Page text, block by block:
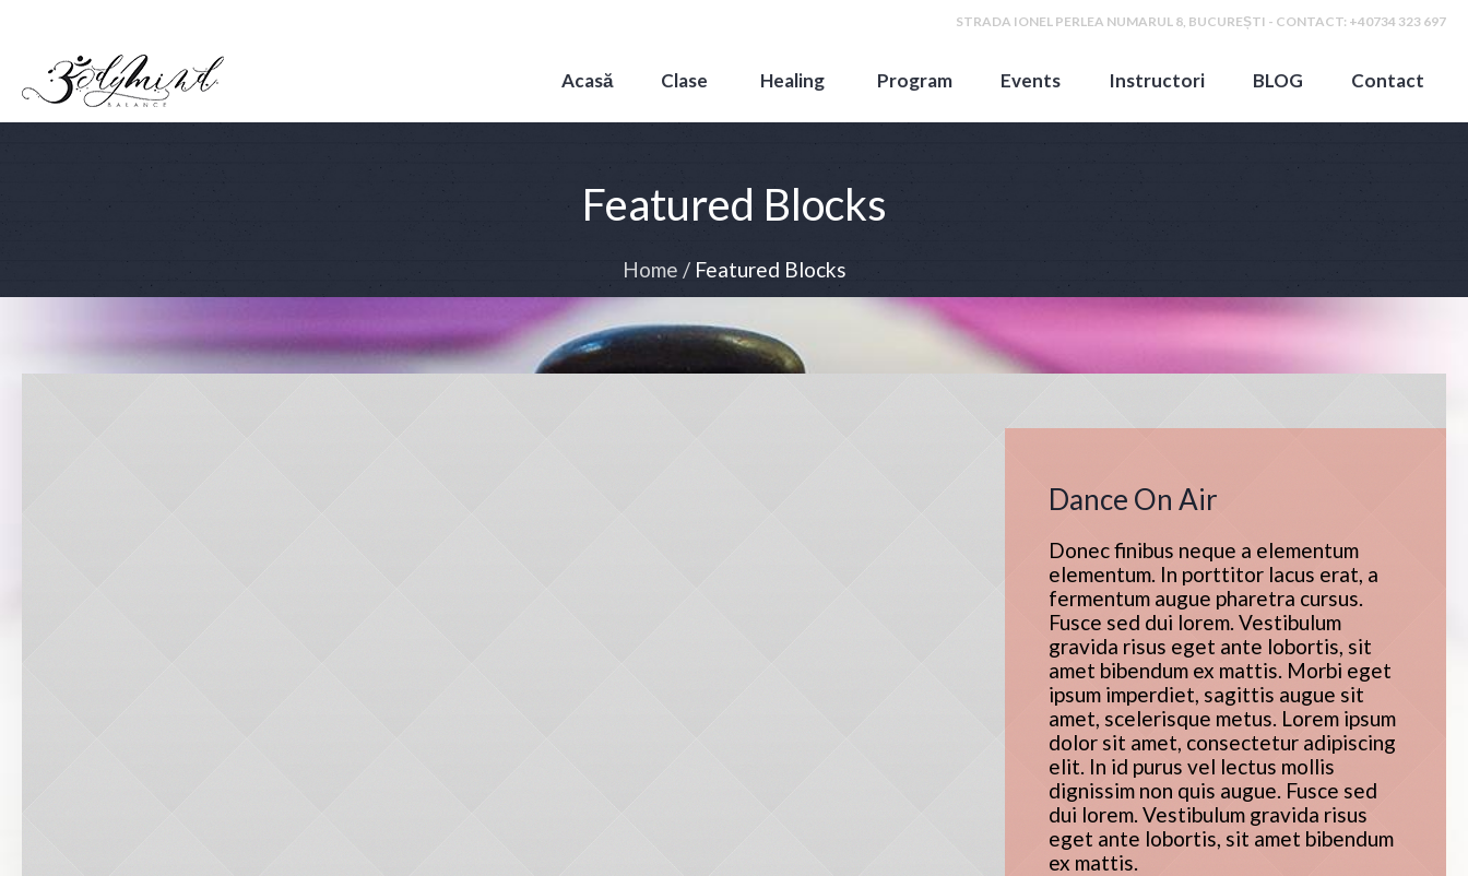
STRADA IONEL PERLEA NUMARUL 8, BUCUREȘTI - CONTACT: +40734 323 697
Acasă Clase Healing Program Events Instructori BLOG Contact
Featured Blocks
Home / Featured Blocks
Dance On Air
Donec finibus neque a elementum
elementum. In porttitor lacus erat, a
fermentum augue pharetra cursus.
Fusce sed dui lorem. Vestibulum
gravida risus eget ante lobortis, sit
amet bibendum ex mattis. Morbi eget
ipsum imperdiet, sagittis augue sit
amet, scelerisque metus. Lorem ipsum
dolor sit amet, consectetur adipiscing
elit. In id purus vel lectus mollis
dignissim non quis augue. Fusce sed
dui lorem. Vestibulum gravida risus
eget ante lobortis, sit amet bibendum
ex mattis.